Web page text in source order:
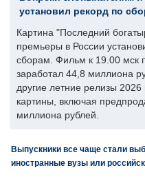
установил рекорд по
Картина "Последний
премьеры в России
сборам. Фильм к 19.00 мск
заработал 44,8 миллиона
другие летние релизы
картины, включая
миллиона рублей.
Выпускники все чаще стали
иностранные вузы или